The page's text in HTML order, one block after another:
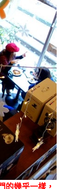
的幾乎一樣，